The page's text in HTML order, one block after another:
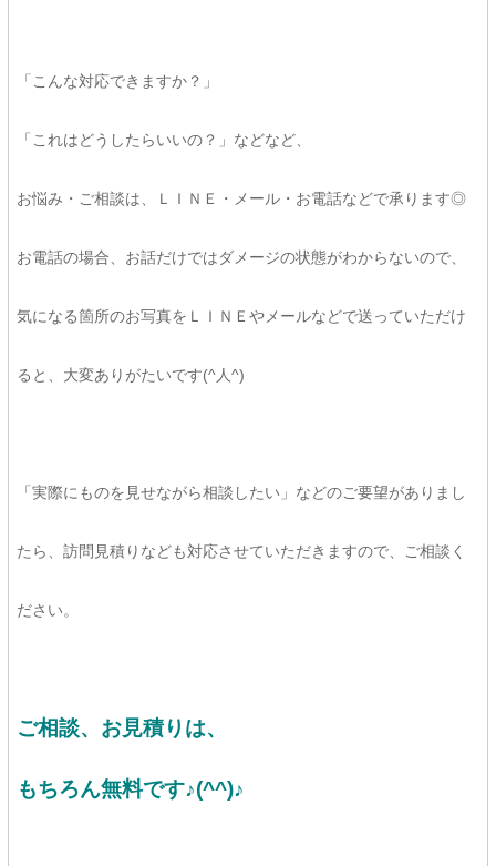
「こんな対応できますか？」
「これはどうしたらいいの？」などなど、
お悩み・ご相談は、ＬＩＮＥ・メール・お電話などで承ります◎
お電話の場合、お話だけではダメージの状態がわからないので、
気になる箇所のお写真をＬＩＮＥやメールなどで送っていただけ
ると、大変ありがたいです(^人^)
「実際にものを見せながら相談したい」などのご要望がありまし
たら、訪問見積りなども対応させていただきますので、ご相談く
ださい。
ご相談、お見積りは、
もちろん無料です♪(^^)♪